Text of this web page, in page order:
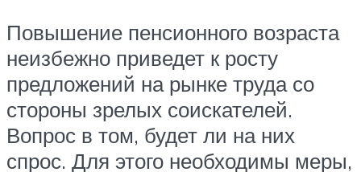
Повышение пенсионного возраста
неизбежно приведет к росту
предложений на рынке труда со
стороны зрелых соискателей.
Вопрос в том, будет ли на них
спрос. Для этого необходимы меры,